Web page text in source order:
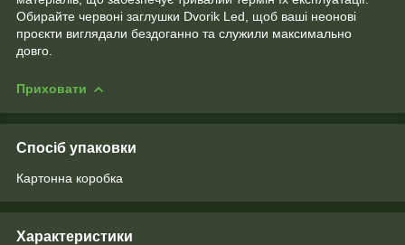
Обирайте червоні заглушки Dvorik Led, щоб ваші неонові
проєкти виглядали бездоганно та служили максимально
довго.
Приховати
Спосіб упаковки
Картонна коробка
Характеристики